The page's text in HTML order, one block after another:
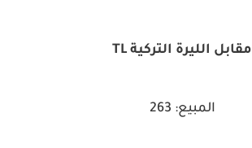
مقابل الليرة التركية TL
المبيع: 263